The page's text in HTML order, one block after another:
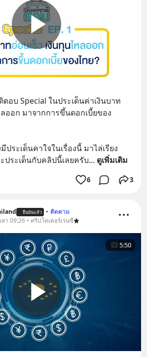
อบ Special ในประเด็นค่าเงินบาท
ออก มาจากการขึ้นดอกเบี้ยของ
ระเด็นคาใจในเรื่องนี้ มาไล่เรียง
ประเด็นกับคลิปนี้เลยครับ... ดูเพิ่มเติม
6 3
ยืนยันแล้ว • ติดตาม
า 09:26 • คริปโทเคอร์เรนซี
5:50